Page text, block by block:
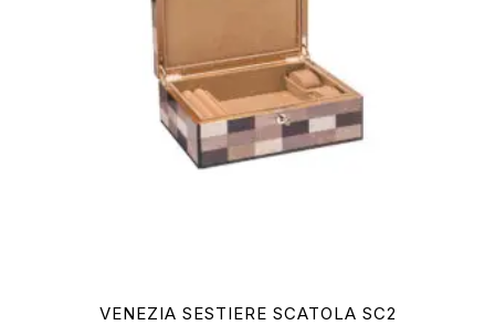
VENEZIA SESTIERE SCATOLA SC2